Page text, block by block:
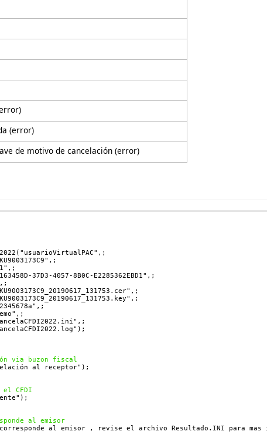
(error)
de motivo de cancelación (error)
37D3-4057-8B0C-E2285362EBD1",;
via buzon fiscal
al receptor"
);
el CFDI
);
al emisor
al emisor , revise el archivo Resultado.INI para mas